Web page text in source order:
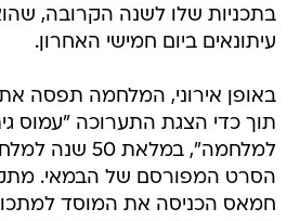
בתכניות שלו לשנה הקרובה,
עיתונאים ביום חמישי האחרון.
באופן אירוני, המלחמה תפסה את
תוך כדי הצגת התערוכה "עמוס
למלחמה",
הסרט המפורסם של הבמאי.
חמאס הכניסה את המוסד